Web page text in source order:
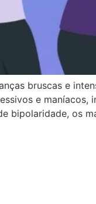
bruscas e
e
bipolaridade, os